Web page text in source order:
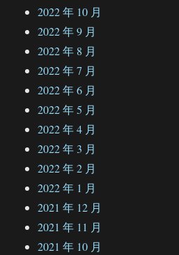
2022 年 10 月
2022 年 9 月
2022 年 8 月
2022 年 7 月
2022 年 6 月
2022 年 5 月
2022 年 4 月
2022 年 3 月
2022 年 2 月
2022 年 1 月
2021 年 12 月
2021 年 11 月
2021 年 10 月